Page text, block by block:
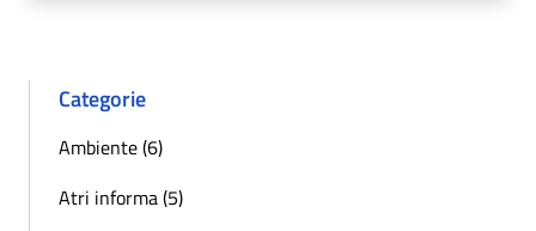
Categorie
Ambiente (6)
Atri informa (5)